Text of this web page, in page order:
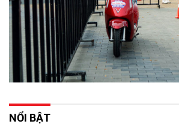
NỔI BẬT